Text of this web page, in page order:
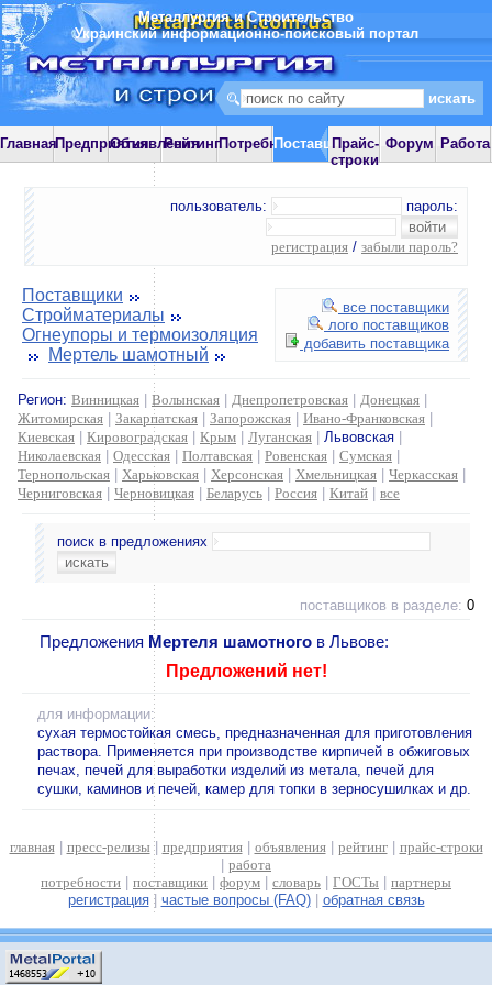
Металлургия и Строительство
Украинский информационно-поисковый портал
ГлавнаяПредприятияОбъявления
РейтингПотребностиПоставщики
Прайс-
строки
Форум Работа
пользователь: пароль:
регистрация / забыли пароль?
все поставщики
лого поставщиков
добавить поставщика
Поставщики
Стройматериалы
Огнеупоры и термоизоляция
Мертель шамотный
Регион: Винницкая Волынская Днепропетровская Донецкая
Житомирская
Закарпатская Запорожская Ивано-Франковская
Киевская
Кировоградская Крым Луганская Львовская
Николаевская
Одесская Полтавская Ровенская Сумская
Тернопольская
Харьковская Херсонская Хмельницкая Черкасская
Черниговская
Черновицкая Беларусь Россия Китай все
поиск в предложениях
поставщиков в разделе: 0
Предложения Мертеля шамотного в Львове:
Предложений нет!
для информации:
сухая термостойкая смесь, предназначенная для приготовления
раствора. Применяется при производстве кирпичей в обжиговых
печах, печей для выработки изделий из метала, печей для
сушки, каминов и печей, камер для топки в зерносушилках и др.
главная| пресс-релизы | предприятия| объявления| рейтинг| прайс-строки
работа
потребности
поставщики форум словарь ГОСТы
партнеры
регистрация| частые вопросы (FAQ)| обратная связь